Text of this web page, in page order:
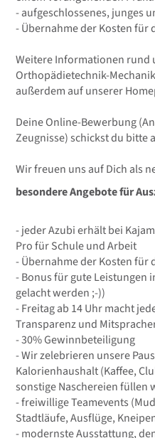
- aufgeschlossenes, junges
- Übernahme der Kosten
Weitere Informationen rund
Orthopädietechnik-
außerdem auf unserer
Deine Online-Bewerbung
Zeugnisse) schickst du bitte
Wir freuen uns auf Dich als
besondere Angebote für
- jeder Azubi erhält bei
Pro für Schule und Arbeit
- Übernahme der Kosten
- Bonus für gute Leistungen
gelacht werden ;-))
- Freitag ab 14 Uhr macht
Transparenz und
- 30% Gewinnbeteiligung
- Wir zelebrieren unsere
Kalorienhaushalt (Kaffee,
sonstige Naschereien füllen
- freiwillige Teamevents
Stadtläufe, Ausflüge,
- modernste Ausstattung,